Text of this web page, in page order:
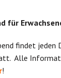
für
findet jeden
Alle
!